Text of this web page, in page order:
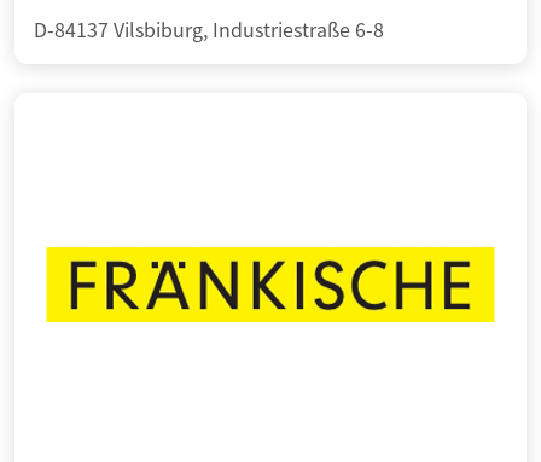
D-84137 Vilsbiburg, Industriestraße 6-8